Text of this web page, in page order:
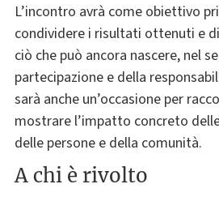
L’incontro avrà come obiettivo
condividere i risultati ottenuti e
ciò che può ancora nascere, nel
partecipazione e della
sarà anche un’occasione per
mostrare l’impatto concreto
delle persone e della comunità.
A chi è rivolto